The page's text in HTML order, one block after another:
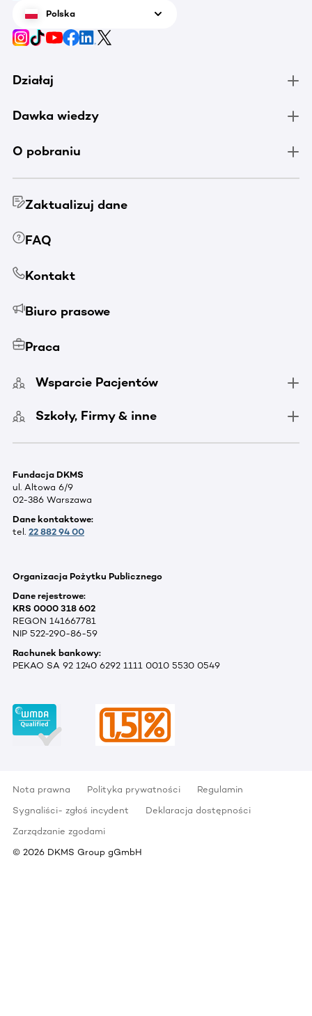
Polska
Działaj
Dawka wiedzy
O pobraniu
Zaktualizuj dane
FAQ
Kontakt
Biuro prasowe
Praca
Wsparcie Pacjentów
Szkoły, Firmy & inne
Fundacja DKMS
ul. Altowa 6/9
02-386 Warszawa
Dane kontaktowe:
tel. 22 882 94 00
Organizacja Pożytku Publicznego
Dane rejestrowe:
KRS 0000 318 602
REGON 141667781
NIP 522-290-86-59
Rachunek bankowy:
PEKAO SA 92 1240 6292 1111 0010 5530 0549
Nota prawna Polityka prywatności
Regulamin
Sygnaliści- zgłoś incydent
Deklaracja dostępności
Zarządzanie zgodami
© 2026 DKMS Group gGmbH